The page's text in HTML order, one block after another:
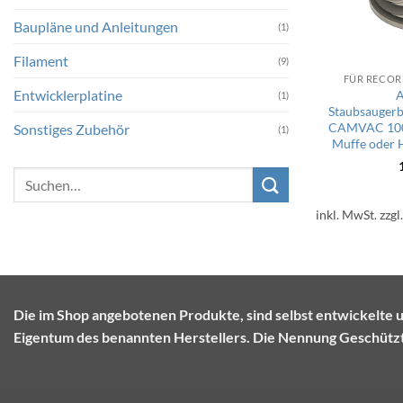
Baupläne und Anleitungen (1)
Filament (9)
Entwicklerplatine (1)
Sonstiges Zubehör (1)
FÜR
CAMVAC
Muffe oder
inkl. MwSt.zzgl.
Die im Shop angebotenen Produkte, sind selbst
Eigentum des benannten Herstellers. Die Nennung